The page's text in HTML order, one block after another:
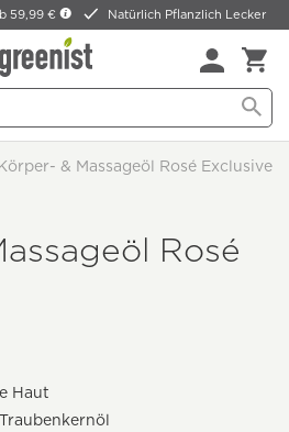
59,99 € Natürlich Pflanzlich Lecker
& Massageöl Rosé Exclusive
Rosé
Haut